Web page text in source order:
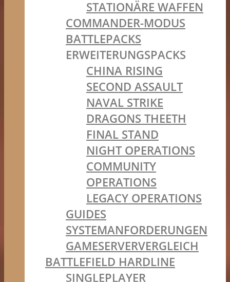
STATIONÄRE WAFFEN
COMMANDER-MODUS
BATTLEPACKS
ERWEITERUNGSPACKS
CHINA RISING
SECOND ASSAULT
NAVAL STRIKE
DRAGONS THEETH
FINAL STAND
NIGHT OPERATIONS
COMMUNITY
OPERATIONS
LEGACY OPERATIONS
GUIDES
SYSTEMANFORDERUNGEN
GAMESERVERVERGLEICH
BATTLEFIELD HARDLINE
SINGLEPLAYER